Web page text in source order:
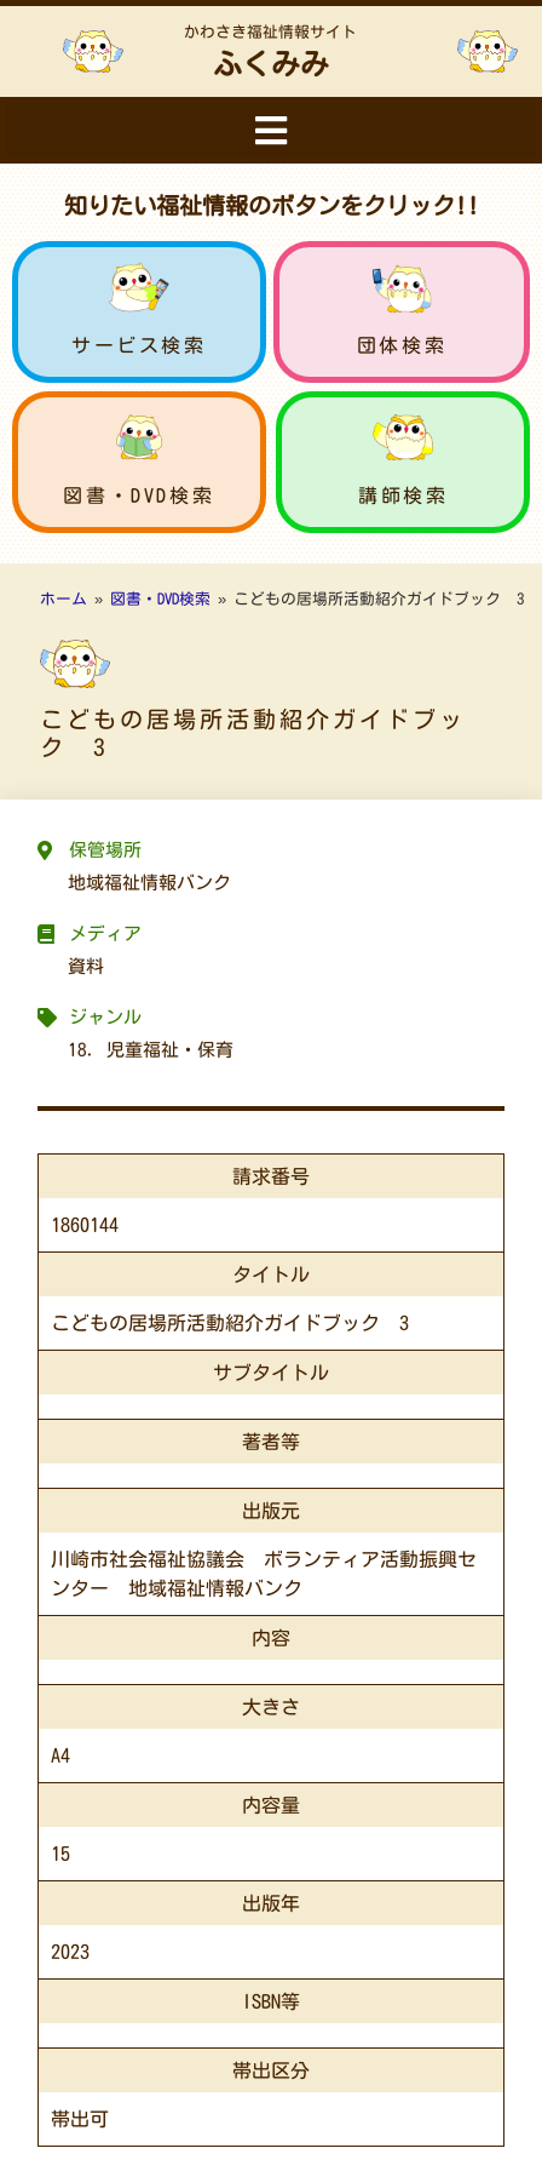
かわさき福祉情報サイト
ふくみみ
知りたい福祉情報のボタンをクリック!!
サービス検索 団体検索
図書・DVD検索 講師検索
ホーム » 図書・DVD検索 » こどもの居場所活動紹介ガイドブック 3
こどもの居場所活動紹介ガイドブッ
ク 3
保管場所
地域福祉情報バンク
メディア
資料
ジャンル
18. 児童福祉・保育
請求番号
1860144
タイトル
こどもの居場所活動紹介ガイドブック 3
サブタイトル
著者等
出版元
川崎市社会福祉協議会 ボランティア活動振興セ
ンター 地域福祉情報バンク
内容
大きさ
A4
内容量
15
出版年
2023
ISBN等
帯出区分
帯出可